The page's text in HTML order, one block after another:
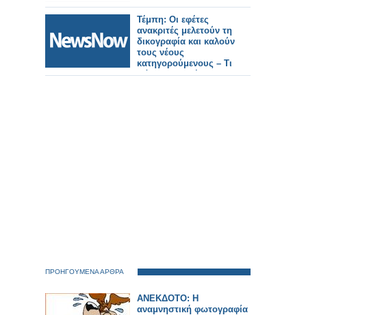
Τέμπη: Οι εφέτες
ανακριτές μελετούν τη
δικογραφία και καλούν
τους νέους
κατηγορούμενους – Τι
ψάχνει η Αρχή για το
ΠΡΟΗΓΟΥΜΕΝΑ ΑΡΘΡΑ
ΑΝΕΚΔΟΤΟ: Η
αναμνηστική φωτογραφία